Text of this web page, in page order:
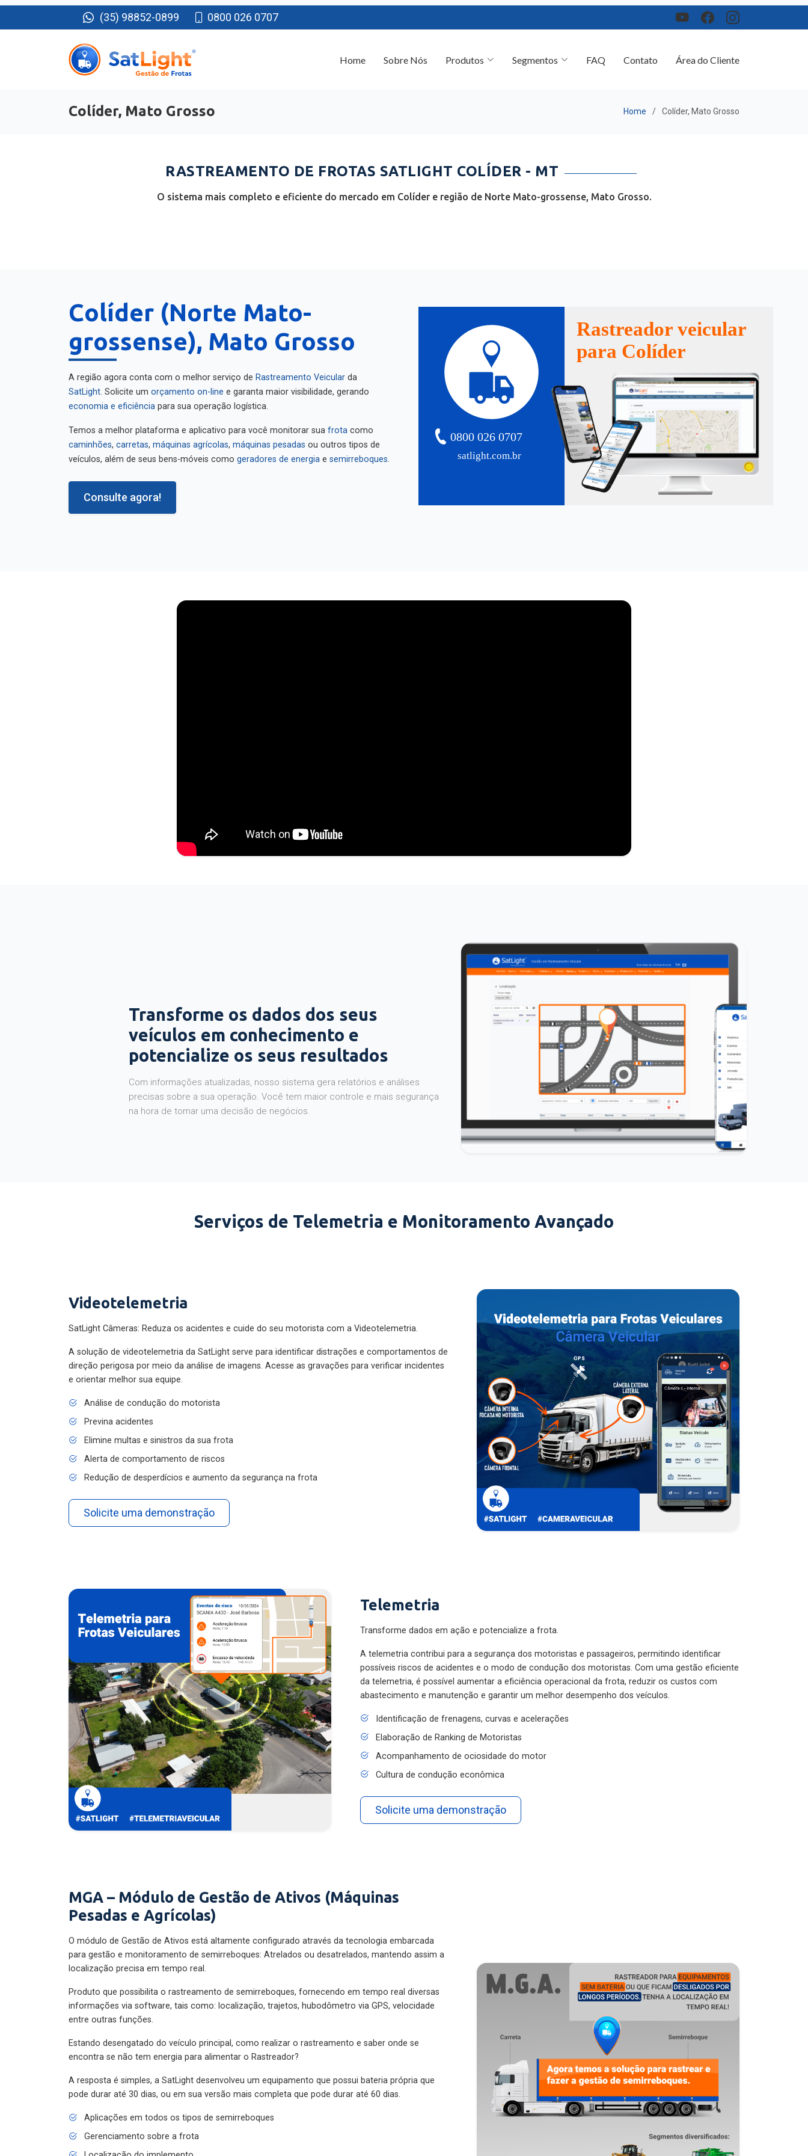
(35) 98852-0899 0800 026 0707
Área do Cliente
Colíder, Mato Grosso Home Colíder, Mato Grosso
RASTREAMENTO DE FROTAS SATLIGHT COLÍDER - MT
O sistema mais completo e eficiente do mercado em Colíder e região de Norte Mato-grossense, Mato Grosso.
Colíder (Norte Mato-
grossense), Mato Grosso
A região agora conta com o melhor serviço de Rastreamento Veicular da
SatLight . Solicite um orçamento on-line e garanta maior visibilidade, gerando
economia e eficiência para sua operação logística.
Temos a melhor plataforma e aplicativo para você monitorar sua frota como
caminhões carretas máquinas agrícolas máquinas pesadas ou outros tipos de
veículos, além de seus bens-móveis como geradores de energia e semirreboques
Consulte agora!
satlight.com.br
0800 026 0707
Rastreador veicular
para Colíder
Transforme os dados dos seus
veículos em conhecimento e
potencialize os seus resultados
Com informações atualizadas, nosso sistema gera relatórios e análises
precisas sobre a sua operação. Você tem maior controle e mais segurança
na hora de tomar uma decisão de negócios.
Serviços de Telemetria e Monitoramento Avançado
Videotelemetria
SatLight Câmeras: Reduza os acidentes e cuide do seu motorista com a Videotelemetria.
A solução de videotelemetria da SatLight serve para identificar distrações e comportamentos de
direção perigosa por meio da análise de imagens. Acesse as gravações para verificar incidentes
e orientar melhor sua equipe.
Análise de condução do motorista
Previna acidentes
Elimine multas e sinistros da sua frota
Alerta de comportamento de riscos
Redução de desperdícios e aumento da segurança na frota
Solicite uma demonstração
Telemetria
Transforme dados em ação e potencialize a frota.
A telemetria contribui para a segurança dos motoristas e passageiros, permitindo identificar
possíveis riscos de acidentes e o modo de condução dos motoristas. Com uma gestão eficiente
da telemetria, é possível aumentar a eficiência operacional da frota, reduzir os custos com
abastecimento e manutenção e garantir um melhor desempenho dos veículos.
Identificação de frenagens, curvas e acelerações
Elaboração de Ranking de Motoristas
Acompanhamento de ociosidade do motor
Cultura de condução econômica
Solicite uma demonstração
MGA – Módulo de Gestão de Ativos (Máquinas
Pesadas e Agrícolas)
O módulo de Gestão de Ativos está altamente configurado através da tecnologia embarcada
para gestão e monitoramento de semirreboques: Atrelados ou desatrelados, mantendo assim a
localização precisa em tempo real.
Produto que possibilita o rastreamento de semirreboques, fornecendo em tempo real diversas
informações via software, tais como: localização, trajetos, hubodômetro via GPS, velocidade
entre outras funções.
Estando desengatado do veículo principal, como realizar o rastreamento e saber onde se
encontra se não tem energia para alimentar o Rastreador?
A resposta é simples, a SatLight desenvolveu um equipamento que possui bateria própria que
pode durar até 30 dias, ou em sua versão mais completa que pode durar até 60 dias.
Aplicações em todos os tipos de semirreboques
Gerenciamento sobre a frota
Localização do implemento